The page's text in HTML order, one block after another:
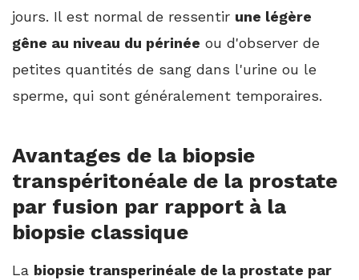
jours. Il est normal de ressentir une légère
gêne au niveau du périnée ou d'observer de
petites quantités de sang dans l'urine ou le
sperme, qui sont généralement temporaires.
Avantages de la biopsie
transpéritonéale de la prostate
par fusion par rapport à la
biopsie classique
La biopsie transperinéale de la prostate par